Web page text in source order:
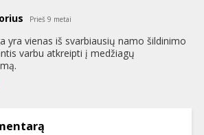
Prieš 9 metai
yra vienas iš svarbiausių namo šildinimo
varbu atkreipti į medžiagų